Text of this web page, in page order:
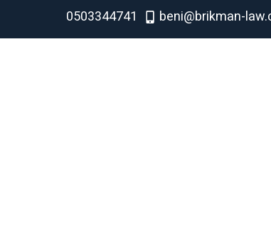
beni@brikman-
0503344741